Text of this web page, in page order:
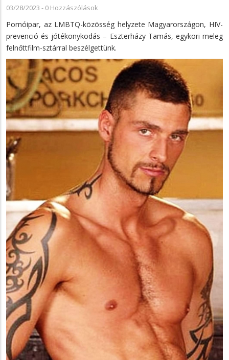
03/28/2023 - 0 Hozzászólások
Pornóipar, az LMBTQ-közösség helyzete Magyarországon, HIV-
prevenció és jótékonykodás – Eszterházy Tamás, egykori meleg
felnőttfilm-sztárral beszélgettünk.